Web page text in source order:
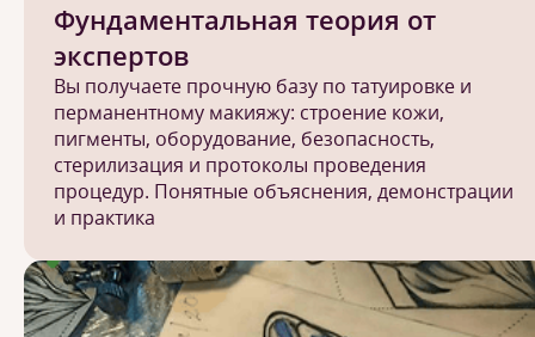
Фундаментальная теория от
экспертов
Вы получаете прочную базу по татуировке и
перманентному макияжу: строение кожи,
пигменты, оборудование, безопасность,
стерилизация и протоколы проведения
процедур. Понятные объяснения, демонстрации
и практика